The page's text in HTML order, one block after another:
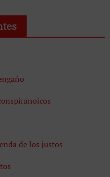
de los justos